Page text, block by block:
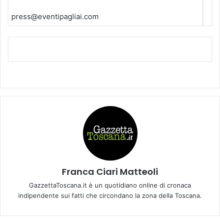
press@eventipagliai.com
Franca Ciari Matteoli
GazzettaToscana.it è un quotidiano online di cronaca
indipendente sui fatti che circondano la zona della Toscana.